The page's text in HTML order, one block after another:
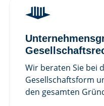
Wir beraten Sie bei
Gesellschaftsform
den gesamten